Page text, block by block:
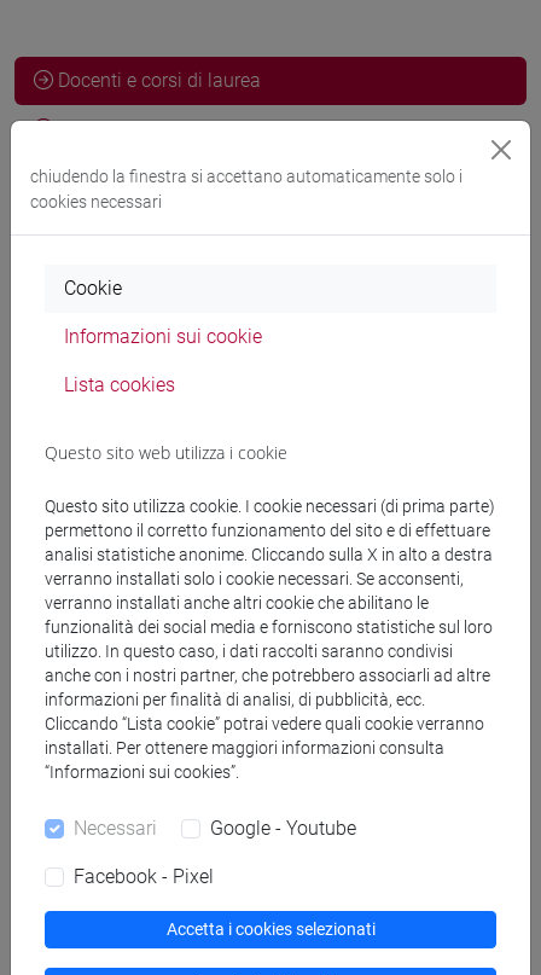
Docenti e corsi di laurea
Programma
FARA Giovanni Maria
Materiali didattici
Materiali su Moodle
Corsi di studio e percorsi
[FT1] CONSERVAZIONE E GESTIONE DEI BENI
E DELLE ATTIVITÀ CULTURALI - Laurea
tars /storia dell'arte
[FT3] LETTERE - Laurea
scienze del testo letterario e della comunicazione
Insegnamenti mutuati
STORIA DELL'ARTE MODERNA I [FT0235]
STORIA DELL'ARTE MODERNA I [FT0236]
chiudendo la finestra si accettano automaticamente solo i
cookies necessari
Cookie
Informazioni sui cookie
Lista cookies
Questo sito web utilizza i cookie
Questo sito utilizza cookie. I cookie necessari (di prima parte)
permettono il corretto funzionamento del sito e di effettuare
analisi statistiche anonime. Cliccando sulla X in alto a destra
verranno installati solo i cookie necessari. Se acconsenti,
verranno installati anche altri cookie che abilitano le
funzionalità dei social media e forniscono statistiche sul loro
utilizzo. In questo caso, i dati raccolti saranno condivisi
anche con i nostri partner, che potrebbero associarli ad altre
informazioni per finalità di analisi, di pubblicità, ecc.
Cliccando “Lista cookie” potrai vedere quali cookie verranno
installati. Per ottenere maggiori informazioni consulta
“Informazioni sui cookies”.
Necessari Google - Youtube
Facebook - Pixel
Accetta i cookies selezionati